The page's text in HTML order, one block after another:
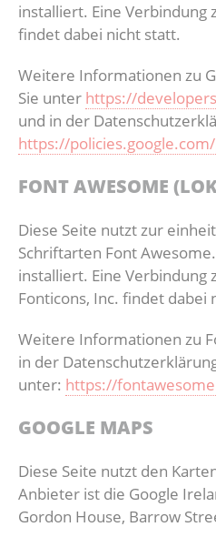
installiert. Eine Verbindung
findet dabei nicht statt.
Weitere Informationen zu
Sie unter https://
und in der
https://
FONT AWESOME
Diese Seite nutzt zur
Schriftarten Font
installiert. Eine Verbindung
Fonticons, Inc. findet dabei
Weitere Informationen zu
in der
unter: https://
GOOGLE MAPS
Diese Seite nutzt den
Anbieter ist die Google
Gordon House, Barrow